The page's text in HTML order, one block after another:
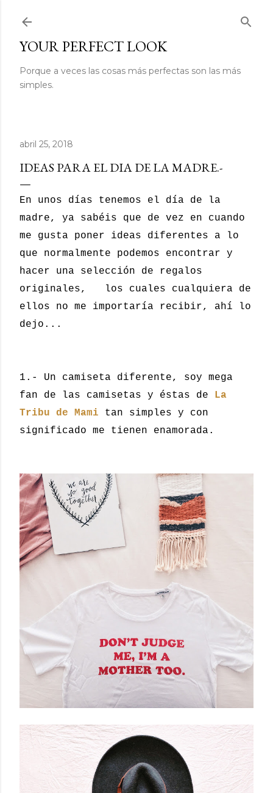
YOUR PERFECT LOOK
Porque a veces las cosas más perfectas son las más
simples.
abril 25, 2018
IDEAS PARA EL DIA DE LA MADRE.-
En unos días tenemos el día de la
madre, ya sabéis que de vez en cuando
me gusta poner ideas diferentes a lo
que normalmente podemos encontrar y
hacer una selección de regalos
originales, los cuales cualquiera de
ellos no me importaría recibir, ahí lo
dejo...
1.- Un camiseta diferente, soy mega
fan de las camisetas y éstas de La
Tribu de Mami tan simples y con
significado me tienen enamorada.